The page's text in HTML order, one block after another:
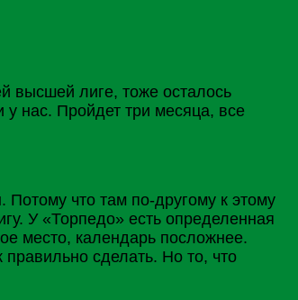
высшей лиге, тоже осталось
нас. Пройдет три месяца, все
Потому что там по-другому к этому
У «Торпедо» есть определенная
место, календарь посложнее.
сделать. Но то, что